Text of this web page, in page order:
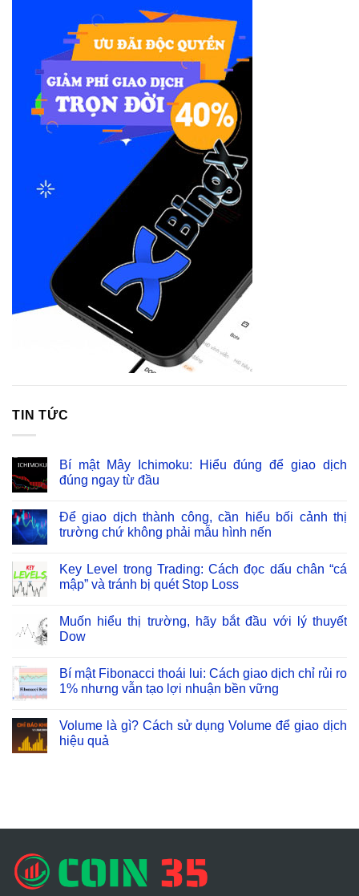
TIN TỨC
Bí mật Mây Ichimoku: Hiểu đúng để giao dịch
đúng ngay từ đầu
Để giao dịch thành công, cần hiểu bối cảnh thị
trường chứ không phải mẫu hình nến
Key Level trong Trading: Cách đọc dấu chân “cá
mập” và tránh bị quét Stop Loss
Muốn hiểu thị trường, hãy bắt đầu với lý thuyết
Dow
Bí mật Fibonacci thoái lui: Cách giao dịch chỉ rủi ro
1% nhưng vẫn tạo lợi nhuận bền vững
Volume là gì? Cách sử dụng Volume để giao dịch
hiệu quả